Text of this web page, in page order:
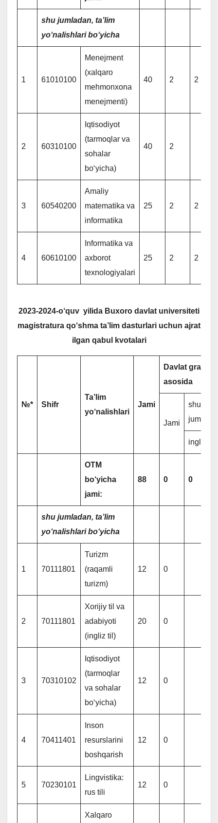
shu jumladan, ta’lim
yo‘nalishlari bo‘yicha
1 61010100
Menejment
(xalqaro
mehmonxona
menejmenti)
40 2 2
2 60310100
Iqtisodiyot
(tarmoqlar va
sohalar
bo‘yicha)
40 2
3 60540200
Amaliy
matematika va
informatika
25 2 2
4 60610100
Informatika va
axborot
texnologiyalari
25 2 2
2023-2024-o‘quv yilida Buxoro davlat universiteti
magistratura qo‘shma ta’ lim dasturlari uchun ajrat
ilgan qabul kvotalari
№* Shifr
Ta’lim
yo‘nalishlari
Jami
Davlat
asosida
Jami
shu
ingliz
OTM
bo‘yicha
jami:
88 0 0
shu jumladan, ta’lim
yo‘nalishlari bo‘yicha
1 70111801
Turizm
(raqamli
turizm)
12 0
2 70111801
Xorijiy til va
adabiyoti
(ingliz til)
20 0
3 70310102
Iqtisodiyot
(tarmoqlar
va sohalar
bo‘yicha)
12 0
4 70411401
Inson
resurslarini
boshqarish
12 0
5 70230101
Lingvistika:
rus tili
12 0
Xalqaro